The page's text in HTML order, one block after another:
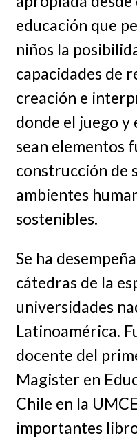
educación que
niños la
capacidades de
creación e
donde el juego
sean elementos
construcción de
ambientes
sostenibles.
Se ha
cátedras de la
universidades
Latinoamérica.
docente del
Magister en
Chile en la
importantes